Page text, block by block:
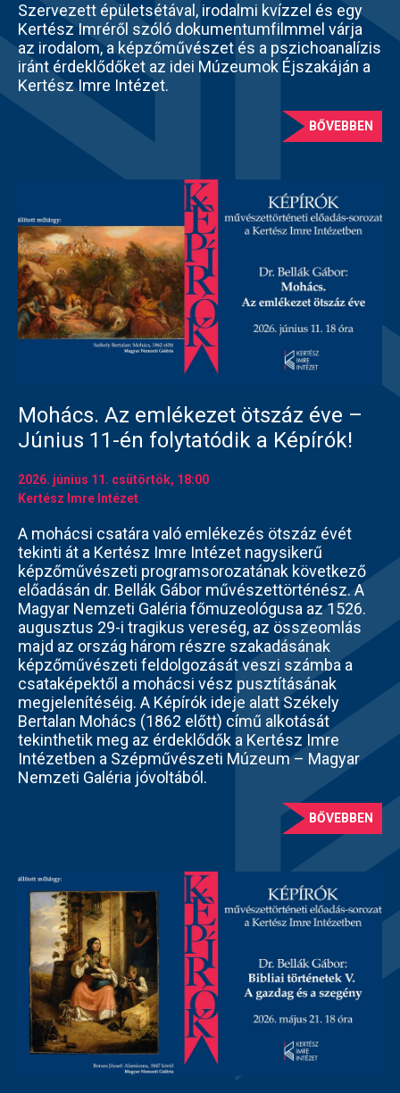
Szervezett épületsétával, irodalmi kvízzel és egy
Kertész Imréről szóló dokumentumfilmmel várja
az irodalom, a képzőművészet és a pszichoanalízis
iránt érdeklődőket az idei Múzeumok Éjszakáján a
Kertész Imre Intézet.
BŐVEBBEN
Mohács. Az emlékezet ötszáz éve –
Június 11-én folytatódik a Képírók!
2026. június 11. csütörtök, 18:00
Kertész Imre Intézet
A mohácsi csatára való emlékezés ötszáz évét
tekinti át a Kertész Imre Intézet nagysikerű
képzőművészeti programsorozatának következő
előadásán dr. Bellák Gábor művészettörténész. A
Magyar Nemzeti Galéria főmuzeológusa az 1526.
augusztus 29-i tragikus vereség, az összeomlás
majd az ország három részre szakadásának
képzőművészeti feldolgozását veszi számba a
csataképektől a mohácsi vész pusztításának
megjelenítéséig. A Képírók ideje alatt Székely
Bertalan Mohács (1862 előtt) című alkotását
tekinthetik meg az érdeklődők a Kertész Imre
Intézetben a Szépművészeti Múzeum – Magyar
Nemzeti Galéria jóvoltából.
BŐVEBBEN